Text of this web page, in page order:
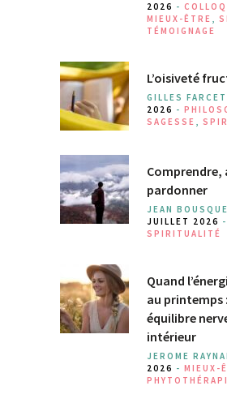
2026 -
MIEUX-ÊTRE ,
TÉMOIGNAGE
L’oisiveté
GILLES
2026 -
SAGESSE ,
Comprendre,
pardonner
JEAN
JUILLET 2026 -
SPIRITUALITÉ
Quand
au printemps
équilibre
intérieur
JEROME
2026 - MIEUX-